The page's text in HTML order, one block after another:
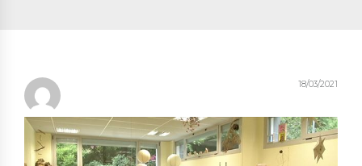
18/03/2021